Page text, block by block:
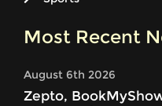
Most Recent
August 6th 2026
Zepto,